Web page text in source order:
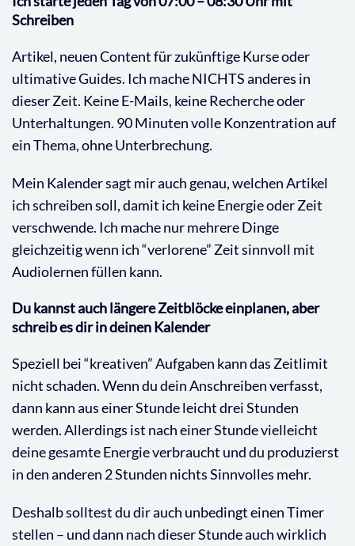
Schreiben
Artikel, neuen Content für zukünftige Kurse oder
ultimative Guides. Ich mache NICHTS anderes in
dieser Zeit. Keine E-Mails, keine Recherche oder
Unterhaltungen. 90 Minuten volle Konzentration auf
ein Thema, ohne Unterbrechung.
Mein Kalender sagt mir auch genau, welchen Artikel
ich schreiben soll, damit ich keine Energie oder Zeit
verschwende. Ich mache nur mehrere Dinge
gleichzeitig wenn ich “verlorene” Zeit sinnvoll mit
Audiolernen füllen kann.
Du kannst auch längere Zeitblöcke einplanen, aber
schreib es dir in deinen Kalender
Speziell bei “kreativen” Aufgaben kann das Zeitlimit
nicht schaden. Wenn du dein Anschreiben verfasst,
dann kann aus einer Stunde leicht drei Stunden
werden. Allerdings ist nach einer Stunde vielleicht
deine gesamte Energie verbraucht und du produzierst
in den anderen 2 Stunden nichts Sinnvolles mehr.
Deshalb solltest du dir auch unbedingt einen Timer
stellen – und dann nach dieser Stunde auch wirklich